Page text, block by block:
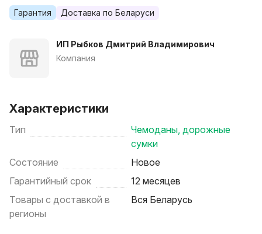
Гарантия
Доставка по Беларуси
ИП Рыбков Дмитрий Владимирович
Компания
Характеристики
Тип
Чемоданы, дорожные
сумки
Состояние
Новое
Гарантийный срок
12 месяцев
Товары с доставкой в
регионы
Вся Беларусь